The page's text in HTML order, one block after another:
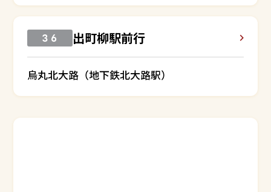
３６ 出町柳駅前行
烏丸北大路（地下鉄北大路駅）